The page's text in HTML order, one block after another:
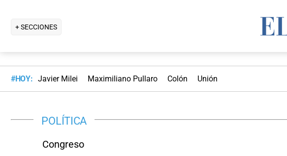
+ SECCIONES
#HOY: Javier Milei Maximiliano Pullaro Colón Unión
POLÍTICA
Congreso